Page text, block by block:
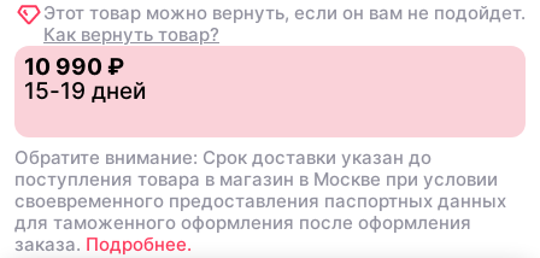
Этот товар можно вернуть, если он вам не подойдет.
Как вернуть товар?
10 990 ₽
15-19 дней
Обратите внимание: Срок доставки указан до
поступления товара в магазин в Москве при условии
своевременного предоставления паспортных данных
для таможенного оформления после оформления
заказа. Подробнее.